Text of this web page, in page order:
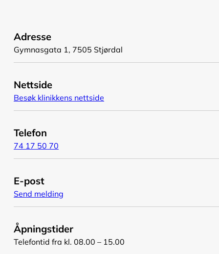
Adresse
Gymnasgata 1, 7505 Stjørdal
Åpningstider
Telefontid fra kl. 08.00 – 15.00
Telefon
74 17 50 70
E-post
Send melding
Nettside
Besøk klinikkens nettside